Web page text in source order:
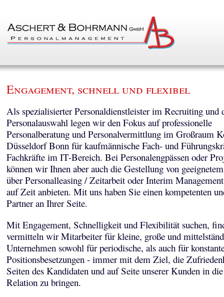
Engagement, schnell und flexibel
Als spezialisierter Personaldienstleister im Recruiting und
Personalauswahl legen wir den Fokus auf professionelle
Personalberatung und Personalvermittlung im Großraum
Düsseldorf Bonn für kaufmännische Fach- und
Fachkräfte im IT-Bereich. Bei Personalengpässen oder
können wir Ihnen aber auch die Gestellung von
über Personalleasing / Zeitarbeit oder Interim
auf Zeit anbieten. Mit uns haben Sie einen kompetenten
Partner an Ihrer Seite.
Mit Engagement, Schnelligkeit und Flexibilität suchen,
vermitteln wir Mitarbeiter für kleine, große und
Unternehmen sowohl für periodische, als auch für
Positionsbesetzungen - immer mit dem Ziel, die
Seiten des Kandidaten und auf Seite unserer Kunden in
Relation zu bringen.